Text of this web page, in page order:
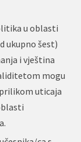
u oblasti
ukupno šest)
i vještina
mogu
uticaja